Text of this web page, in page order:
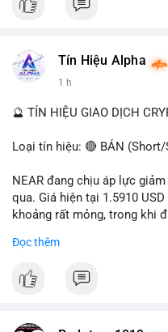
#binancesquare
#vlikevn #titanbot
📰 Nguồn: Cointelegraph
Tín Hiệu Alpha
1 h
🔮 TÍN HIỆU GIAO DỊCH
Loại tín hiệu: 🔴 BÁN
NEAR đang chịu áp lực
qua. Giá hiện tại 1.5910
khoảng rất mỏng, trong khi
kiểm soát hoàn toàn. Khối
tiếp diễn.
Đọc thêm